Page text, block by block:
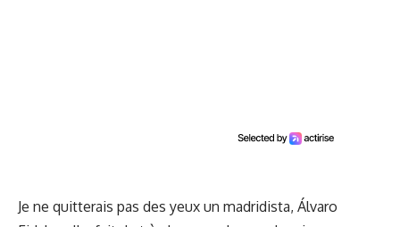
Je ne quitterais pas des yeux un madridista, Álvaro